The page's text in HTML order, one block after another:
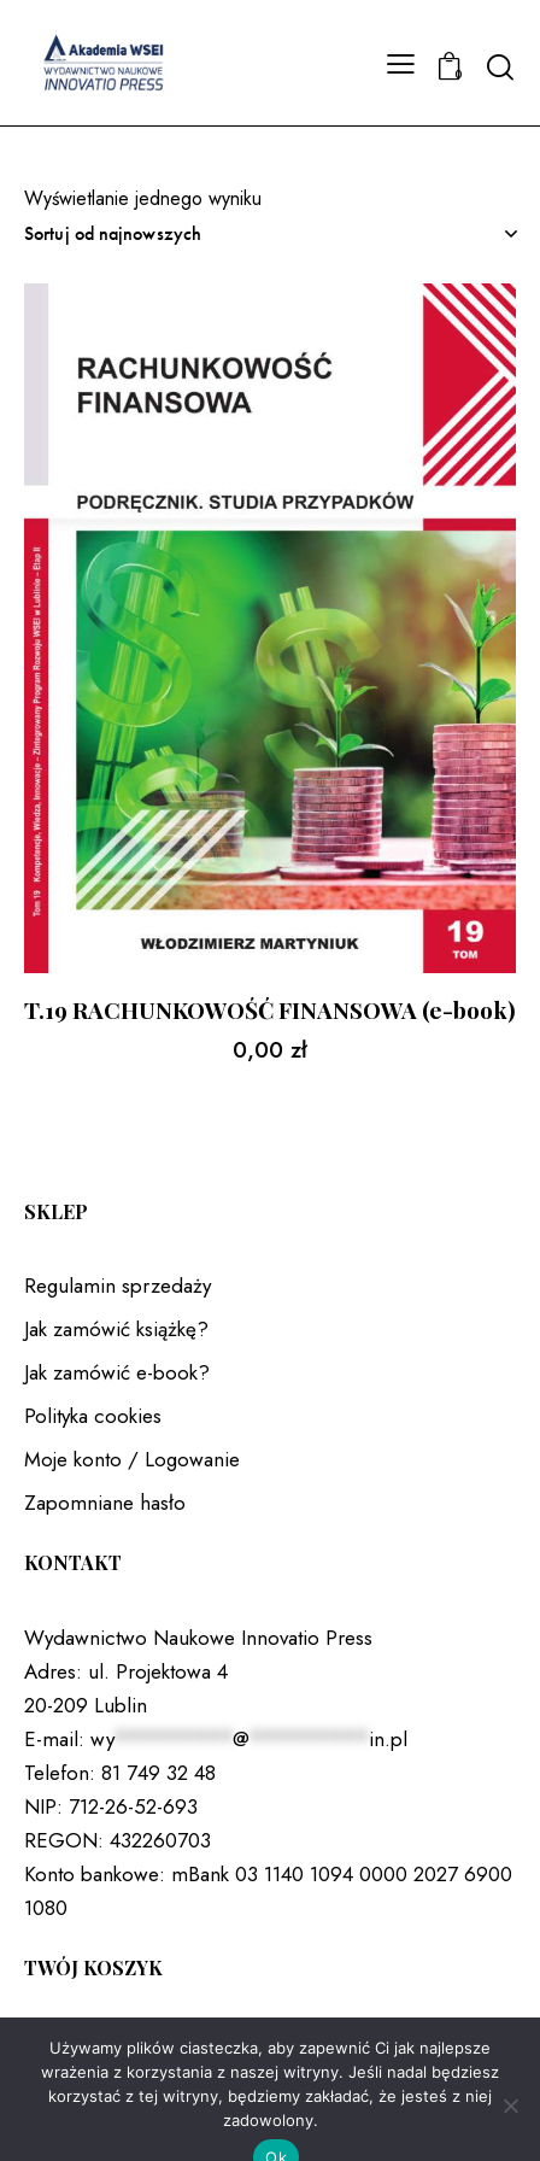
0
Wyświetlanie jednego wyniku
T.19 RACHUNKOWOŚĆ FINANSOWA (e-book)
0,00 zł
SKLEP
Regulamin sprzedaży
Jak zamówić książkę?
Jak zamówić e-book?
Polityka cookies
Moje konto / Logowanie
Zapomniane hasło
KONTAKT
Wydawnictwo Naukowe Innovatio Press
Adres: ul. Projektowa 4
20-209 Lublin
E-mail: wy*********@ ********* in.pl
Telefon: 81 749 32 48
NIP: 712-26-52-693
REGON: 432260703
Konto bankowe: mBank 03 1140 1094 0000 2027 6900
1080
TWÓJ KOSZYK
Brak produktów w koszyku.
Copyright © 2026. All rights reserved.
Używamy plików ciasteczka, aby zapewnić Ci jak najlepsze
wrażenia z korzystania z naszej witryny. Jeśli nadal będziesz
korzystać z tej witryny, będziemy zakładać, że jesteś z niej
zadowolony.
Ok